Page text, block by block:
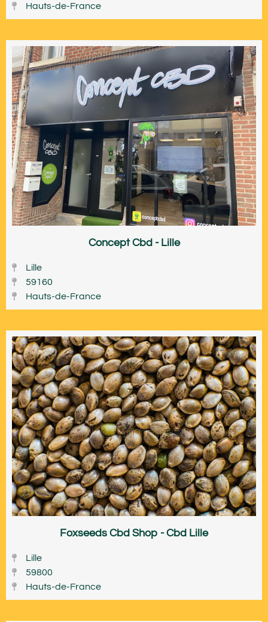
Hauts-de-France
Concept Cbd - Lille
Lille
59160
Hauts-de-France
Foxseeds Cbd Shop - Cbd Lille
Lille
59800
Hauts-de-France